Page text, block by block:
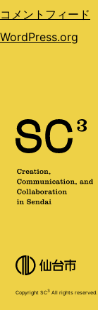
コメントフィード
WordPress.org
Copyright SC3 All rights reserved.